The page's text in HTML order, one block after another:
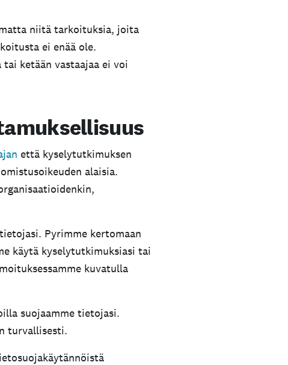
tason korotuksen jälkeen.
kulunut yksi vuosi.
vastausten poistaminen.
Viimeinen manuaalisen poiston päivämäärä
niitä tarkoituksia, joita
ei enää ole.
ketään vastaajaa ei voi
että kyselytutkimuksen
alaisia.
Pyrimme kertomaan
käytä kyselytutkimuksiasi tai
kuvatulla
suojaamme tietojasi.
turvallisesti.